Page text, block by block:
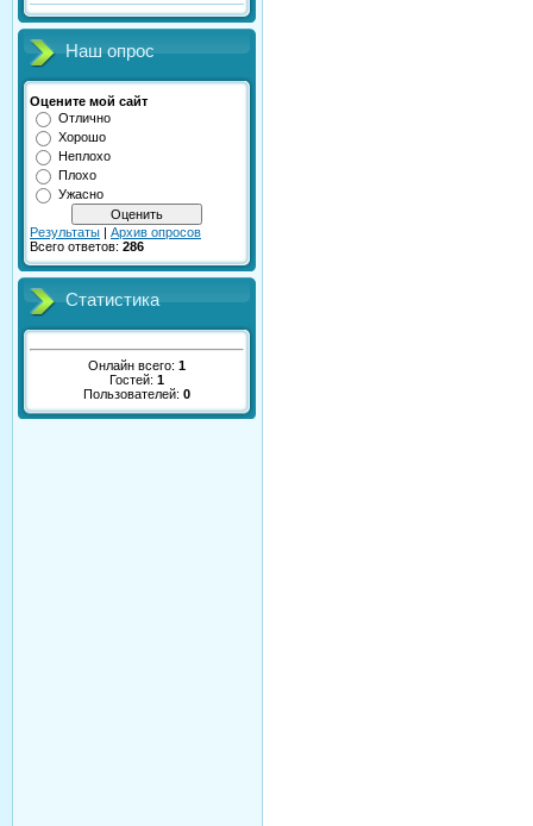
Наш опрос
Оцените мой сайт
Отлично
Хорошо
Неплохо
Плохо
Ужасно
Результаты | Архив опросов
Всего ответов: 286
Статистика
Онлайн всего: 1
Гостей: 1
Пользователей: 0